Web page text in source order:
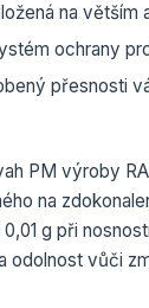
na větším
ochrany
přesnosti
PM výroby
na
g při
odolnost vůči